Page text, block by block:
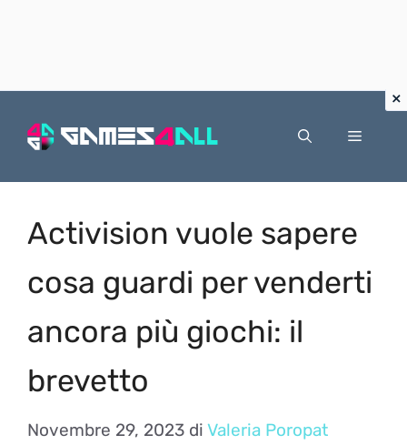
Menu
Activision vuole sapere
cosa guardi per venderti
ancora più giochi: il
brevetto
Novembre 29, 2023 di Valeria Poropat